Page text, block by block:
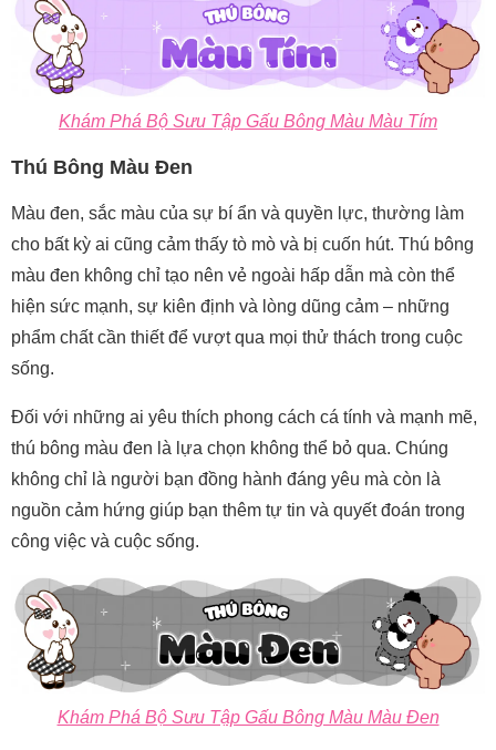
Khám Phá Bộ Sưu Tập Gấu Bông Màu Màu Tím
Thú Bông Màu Đen
Màu đen, sắc màu của sự bí ẩn và quyền lực, thường làm
cho bất kỳ ai cũng cảm thấy tò mò và bị cuốn hút. Thú bông
màu đen không chỉ tạo nên vẻ ngoài hấp dẫn mà còn thể
hiện sức mạnh, sự kiên định và lòng dũng cảm – những
phẩm chất cần thiết để vượt qua mọi thử thách trong cuộc
sống.
Đối với những ai yêu thích phong cách cá tính và mạnh mẽ,
thú bông màu đen là lựa chọn không thể bỏ qua. Chúng
không chỉ là người bạn đồng hành đáng yêu mà còn là
nguồn cảm hứng giúp bạn thêm tự tin và quyết đoán trong
công việc và cuộc sống.
Khám Phá Bộ Sưu Tập Gấu Bông Màu Màu Đen